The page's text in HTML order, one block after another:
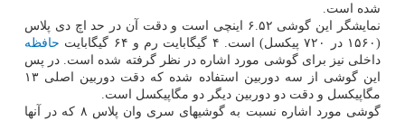
شده است.
نمایشگر این گوشی ۶.۵۲ اینچی است و دقت آن در حد اچ دی پلاس
(۱۵۶۰ در ۷۲۰ پیکسل) است. ۴ گیگابایت رم و ۶۴ گیگابایت
حافظه
داخلی نیز برای گوشی مورد اشاره در نظر گرفته شده است. در پس
این گوشی از سه دوربین استفاده شده که دقت دوربین اصلی ۱۳
مگاپیکسل و دقت دو دوربین دیگر دو مگاپیکسل است.
گوشی مورد اشاره نسبت به گوشیهای سری وان پلاس ۸ که در آنها